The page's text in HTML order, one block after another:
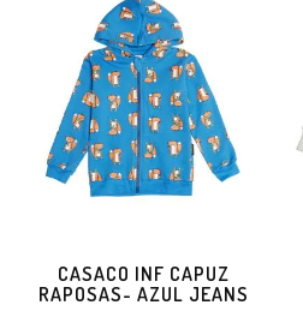
CASACO INF CAPUZ
RAPOSAS- AZUL JEANS